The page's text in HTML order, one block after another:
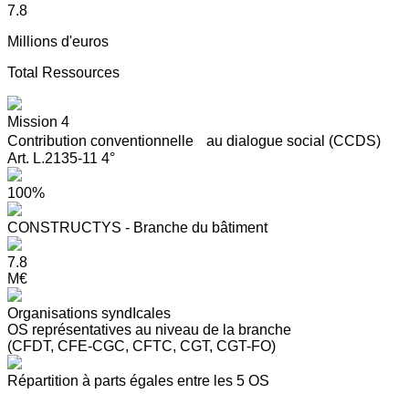
7.8
Millions d'euros
Total Ressources
Mission 4
Contribution conventionnelle au dialogue social (CCDS)
Art. L.2135-11 4°
100%
CONSTRUCTYS - Branche du bâtiment
7.8
M€
Organisations syndIcales
OS représentatives au niveau de la branche
(CFDT, CFE-CGC, CFTC, CGT, CGT-FO)
Répartition à parts égales entre les 5 OS